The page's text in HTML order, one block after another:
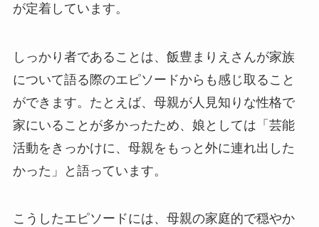
が定着しています。
しっかり者であることは、飯豊まりえさんが家族
について語る際のエピソードからも感じ取ること
ができます。たとえば、母親が人見知りな性格で
家にいることが多かったため、娘としては「芸能
活動をきっかけに、母親をもっと外に連れ出した
かった」と語っています。
こうしたエピソードには、母親の家庭的で穏やか